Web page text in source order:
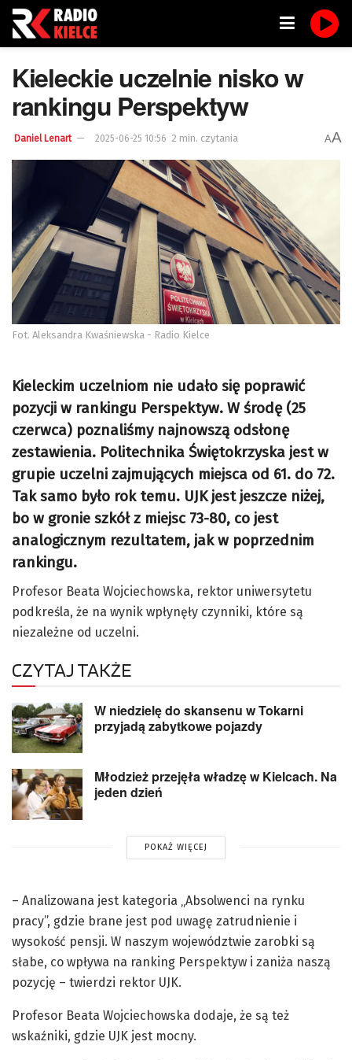
Kieleckie uczelnie nisko w
rankingu Perspektyw
Daniel Lenart 2025-06-25 10:56 2 min. czytania AA
Fot. Aleksandra Kwaśniewska - Radio Kielce
Kieleckim uczelniom nie udało się poprawić
pozycji w rankingu Perspektyw. W środę (25
czerwca) poznaliśmy najnowszą odsłonę
zestawienia. Politechnika Świętokrzyska jest w
grupie uczelni zajmujących miejsca od 61. do 72.
Tak samo było rok temu. UJK jest jeszcze niżej,
bo w gronie szkół z miejsc 73-80, co jest
analogicznym rezultatem, jak w poprzednim
rankingu.
Profesor Beata Wojciechowska, rektor uniwersytetu
podkreśla, że na wynik wpłynęły czynniki, które są
niezależne od uczelni.
CZYTAJ TAKŻE
W niedzielę do skansenu w Tokarni
przyjadą zabytkowe pojazdy
Młodzież przejęła władzę w Kielcach. Na
jeden dzień
POKAŻ WIĘCEJ
– Analizowana jest kategoria „Absolwenci na rynku
pracy”, gdzie brane jest pod uwagę zatrudnienie i
wysokość pensji. W naszym województwie zarobki są
słabe, co wpływa na ranking Perspektyw i zaniża naszą
pozycję – twierdzi rektor UJK.
Profesor Beata Wojciechowska dodaje, że są też
wskaźniki, gdzie UJK jest mocny.